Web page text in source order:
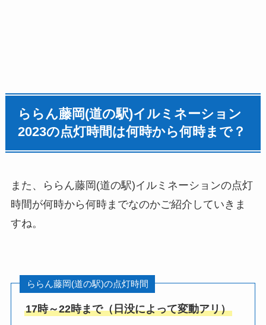
ららん藤岡(道の駅)イルミネーション
2023の点灯時間は何時から何時まで？
また、ららん藤岡(道の駅)イルミネーションの点灯
時間が何時から何時までなのかご紹介していきま
すね。
ららん藤岡(道の駅)の点灯時間
17時～22時まで（日没によって変動アリ）